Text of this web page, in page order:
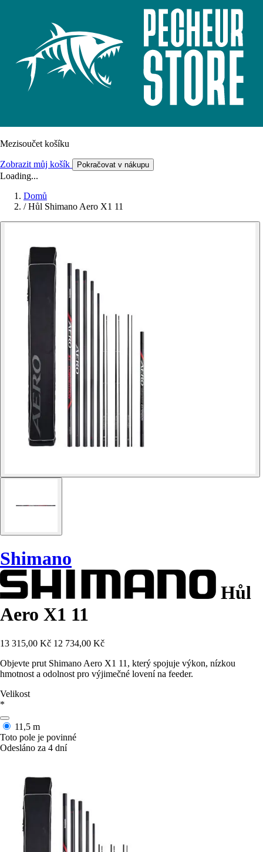
Mezisoučet košíku
Zobrazit můj košík Pokračovat v nákupu
Loading...
Domů
/ Hůl Shimano Aero X1 11
Shimano
Hůl
Aero X1 11
13 315,00 Kč 12 734,00 Kč
Objevte prut Shimano Aero X1 11, který spojuje výkon, nízkou
hmotnost a odolnost pro výjimečné lovení na feeder.
Velikost
*
11,5 m
Toto pole je povinné
Odesláno za 4 dní